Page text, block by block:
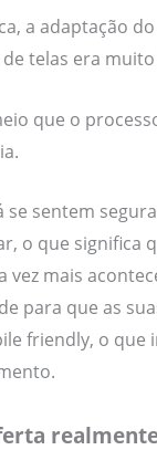
a adaptação
telas era
que o
se sentem
o que significa
vez mais
para que as
friendly, o que